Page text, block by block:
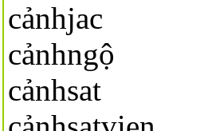
cảnhjac
cảnhngộ
cảnhsat